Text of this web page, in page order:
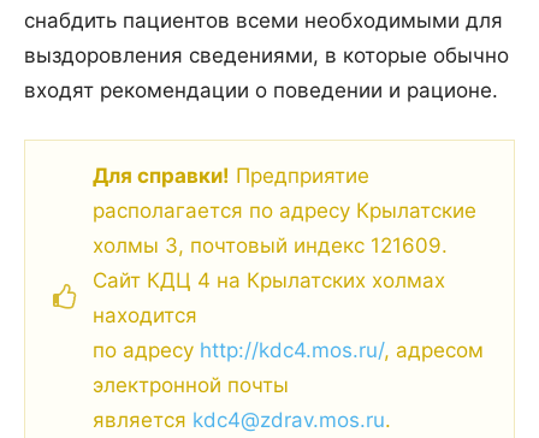
снабдить пациентов всеми необходимыми для
выздоровления сведениями, в которые обычно
входят рекомендации о поведении и рационе.
Для справки! Предприятие
располагается по адресу Крылатские
холмы 3, почтовый индекс 121609.
Сайт КДЦ 4 на Крылатских холмах
находится
по адресу http://kdc4.mos.ru/, адресом
электронной почты
является kdc4@zdrav.mos.ru.